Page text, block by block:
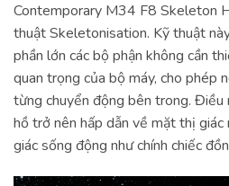
Contemporary M34 F8 Skeleton
thuật Skeletonisation. Kỹ thuật
phần lớn các bộ phận không cần
quan trọng của bộ máy, cho phép
từng chuyển động bên trong. Điều
hồ trở nên hấp dẫn về mặt thị
giác sống động như chính chiếc